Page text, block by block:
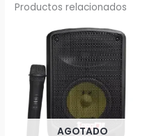
Productos relacionados
AGOTADO